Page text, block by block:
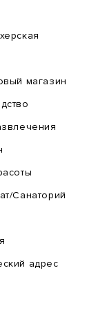
магазин
Санаторий
адрес